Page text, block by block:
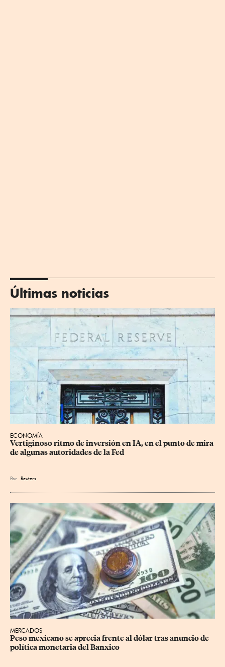
Últimas noticias
ECONOMÍA
Vertiginoso ritmo de inversión en IA, en el punto de mira
de algunas autoridades de la Fed
Por Reuters
MERCADOS
Peso mexicano se aprecia frente al dólar tras anuncio de
política monetaria del Banxico